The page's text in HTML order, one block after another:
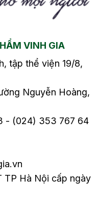
phương pháp dân
tại nhà3.2. Sử
VINH GIA
tập thể viện 19/8,
Nguyễn Hoàng,
- (024) 353 767 64
TP Hà Nội cấp ngày